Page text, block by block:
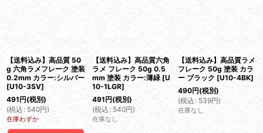
【送料込み】高品質 50
g 六角ラメフレーク 塗装
0.2mm カラー:シルバー
[U10-3SV]
491円(税別)
(税込 : 540円)
在庫わずか
【送料込み】高品質六角
ラメ フレーク 50g 0.5
mm 塗装 カラー:薄緑 [U
10-1LGR]
491円(税別)
(税込 : 540円)
在庫なし
【送料込み】高品質ラメ
フレーク 50g 塗装 カラ
ー ブラック [U10-4BK]
490円(税別)
(税込 : 539円)
在庫なし